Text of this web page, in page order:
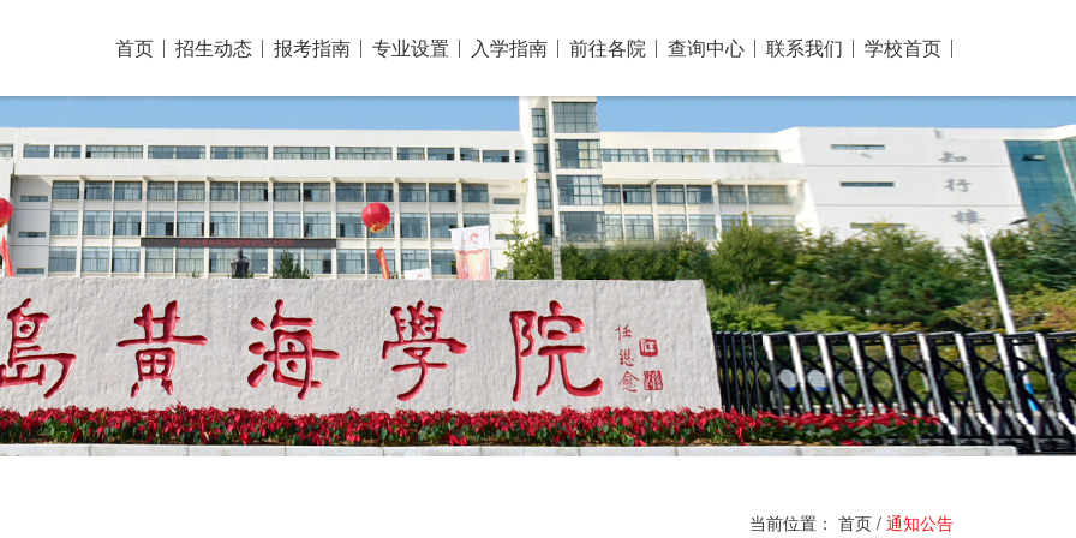
首页 招生动态 报考指南 专业设置 入学指南 前往各院 查询中心 联系我们 学校首页
当前位置： 首页 / 通知公告